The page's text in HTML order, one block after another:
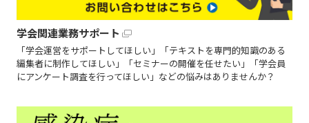
学会関連業務サポート
「学会運営をサポートしてほしい」「テキストを専門的知識のある
編集者に制作してほしい」「セミナーの開催を任せたい」「学会員
にアンケート調査を行ってほしい」などの悩みはありませんか？